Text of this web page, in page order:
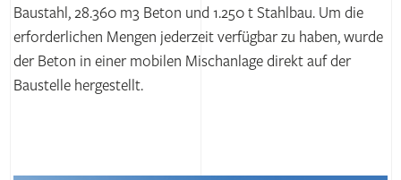
Baustahl, 28.360 m3 Beton und 1.250 t Stahlbau. Um die
erforderlichen Mengen jederzeit verfügbar zu haben, wurde
der Beton in einer mobilen Mischanlage direkt auf der
Baustelle hergestellt.